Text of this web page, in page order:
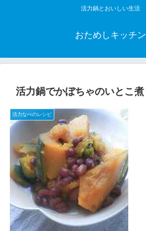
活力鍋とおいしい生活
おためしキッチン
活力鍋でかぼちゃのいとこ煮
活力なべのレシピ